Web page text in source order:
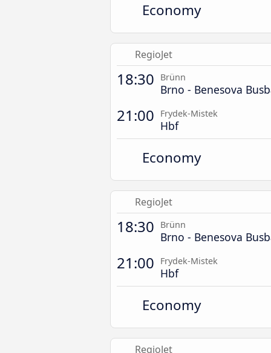
Economy
RegioJet
18:30 Brünn
Brno - Benesova
21:00 Frydek-Mistek
Hbf
Economy
RegioJet
18:30 Brünn
Brno - Benesova
21:00 Frydek-Mistek
Hbf
Economy
RegioJet